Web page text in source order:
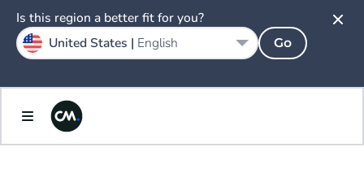
Is this region a better fit for you?
United States | English Go